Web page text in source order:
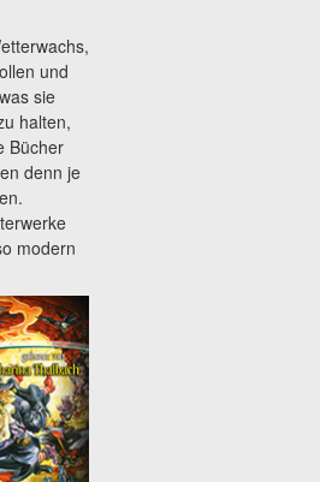
und
sie
halten,
Bücher
denn je
modern